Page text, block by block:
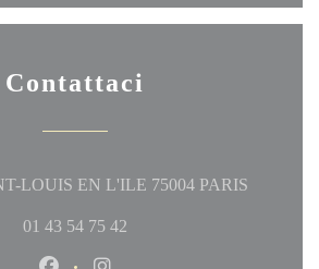
Contattaci
LOUIS EN L'ILE 75004 PARIS
01 43 54 75 42